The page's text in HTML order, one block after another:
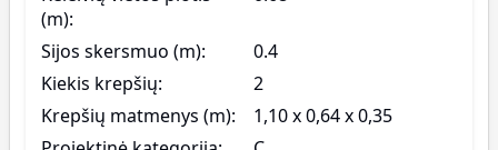
(m):
Sijos skersmuo (m):
0.4
Kiekis krepšių:
2
Krepšių matmenys (m):
1,10 x 0,64 x 0,35